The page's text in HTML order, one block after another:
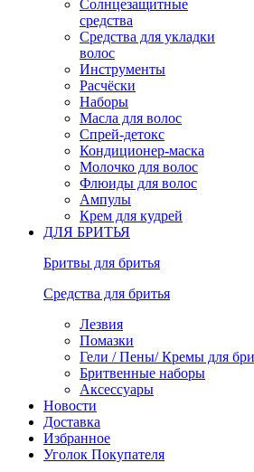
Солнцезащитные
средства
Средства для укладки
волос
Инструменты
Расчёски
Наборы
Масла для волос
Спрей-детокс
Кондиционер-маска
Молочко для волос
Флюиды для волос
Ампулы
Крем для кудрей
ДЛЯ БРИТЬЯ
Бритвы для бритья
Средства для бритья
Лезвия
Помазки
Гели / Пены/ Кремы для
Бритвенные наборы
Аксессуары
Новости
Доставка
Избранное
Уголок Покупателя